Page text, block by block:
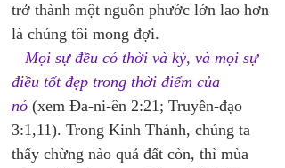
trở thành một nguồn phước lớn lao hơn
là chúng tôi mong đợi.
Mọi sự đều có thời và kỳ, và mọi sự
điều tốt đẹp trong thời điểm của
nó (xem Đa-ni-ên 2:21; Truyền-đạo
3:1,11). Trong Kinh Thánh, chúng ta
thấy chừng nào quả đất còn, thì mùa